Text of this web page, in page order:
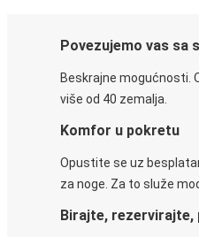
Povezujemo vas sa
Beskrajne mogućnosti.
više od 40 zemalja.
Komfor u pokretu
Opustite se uz
za noge. Za to služe
Birajte, rezervirajte,